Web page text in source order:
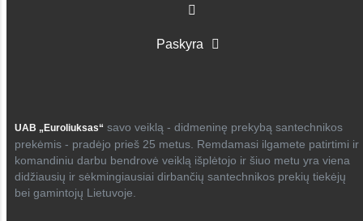
Paskyra
UAB „Euroliuksas“ savo veiklą - didmeninę prekybą santechnikos
prekėmis - pradėjo prieš 25 metus. Remdamasi ilgamete patirtimi ir
komandiniu darbu bendrovė veiklą išplėtojo ir šiuo metu yra viena
didžiausių ir sėkmingiausiai dirbančių santechnikos prekių tiekėjų
bei gamintojų Lietuvoje.